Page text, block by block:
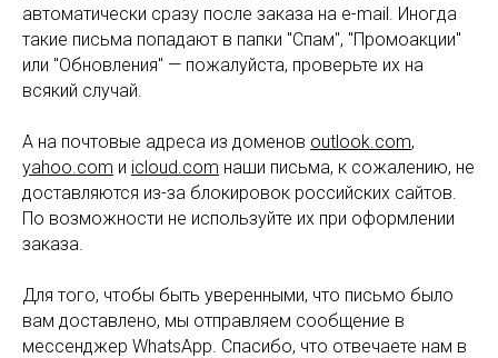
автоматически сразу после заказа на e-mail. Иногда
такие письма попадают в папки "Спам", "Промоакции"
или "Обновления" — пожалуйста, проверьте их на
всякий случай.
А на почтовые адреса из доменов outlook.com,
yahoo.com и icloud.com наши письма, к сожалению, не
доставляются из-за блокировок российских сайтов.
По возможности не используйте их при оформлении
заказа.
Для того, чтобы быть уверенными, что письмо было
вам доставлено, мы отправляем сообщение в
мессенджер WhatsApp. Спасибо, что отвечаете нам в